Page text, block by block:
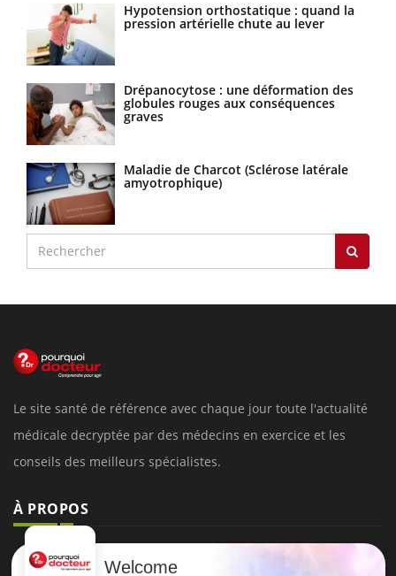
Hypotension orthostatique : quand la
pression artérielle chute au lever
Drépanocytose : une déformation des
globules rouges aux conséquences
graves
Maladie de Charcot (Sclérose latérale
amyotrophique)
Le site santé de référence avec chaque jour toute l'actualité
médicale decryptée par des médecins en exercice et les
conseils des meilleurs spécialistes.
À PROPOS
Données personnelles et cookies
Welcome